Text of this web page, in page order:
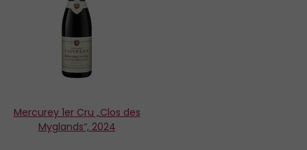
Mercurey 1er Cru „Clos des
Myglands“, 2024